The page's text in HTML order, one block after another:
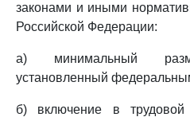
законами и иными
Российской Федерации:
а) минимальный
установленный
б) включение в